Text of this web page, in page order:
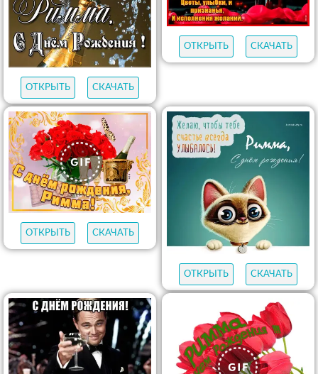
ОТКРЫТЬ СКАЧАТЬ
ОТКРЫТЬ СКАЧАТЬ
ОТКРЫТЬ СКАЧАТЬ
ОТКРЫТЬ СКАЧАТЬ